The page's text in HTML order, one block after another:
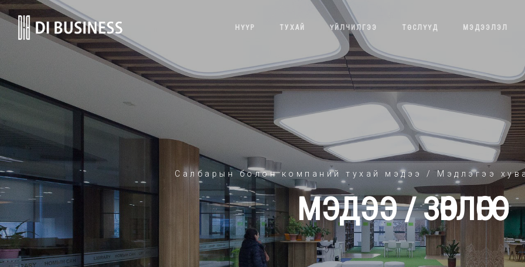
НҮҮР ТУХАЙ ҮЙЛЧИЛГЭЭ ТӨСЛҮҮД МЭДЭЭЛЭЛ
Салбарын болон компаний тухай мэдээ / Мэдлэгээ
МЭДЭЭ / ЗӨВЛӨГӨӨ